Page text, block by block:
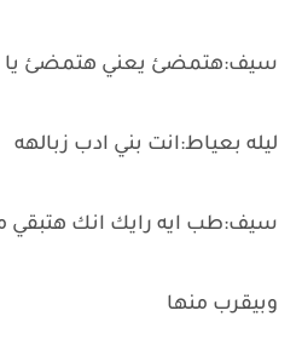
سيف:هتمضئ يعني هتمضئ يا
ليله بعياط:انت بني ادب زبالهه
سيف:طب ايه رايك انك هتبقي
وبيقرب منها